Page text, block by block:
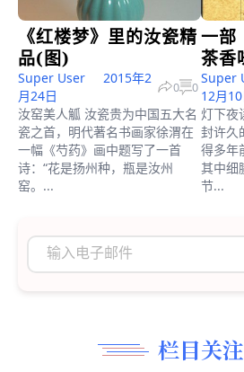
《红楼梦》里的汝瓷精
品(图)
Super User
2015年2
月24日
0 0
汝窑美人觚 汝瓷贵为中国五大名
瓷之首，明代著名书画家徐渭在
一幅《芍药》画中题写了一首
诗：“花是扬州种，瓶是汝州
窑。...
一部
茶香
Super
12月10
灯下夜
封许久
得多年
其中细
节...
栏目关注